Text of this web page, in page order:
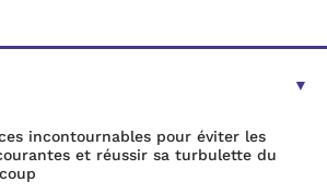
incontournables pour éviter les
et réussir sa turbulette du